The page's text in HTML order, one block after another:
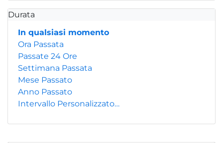
Durata
In qualsiasi momento
Ora Passata
Passate 24 Ore
Settimana Passata
Mese Passato
Anno Passato
Intervallo Personalizzato…